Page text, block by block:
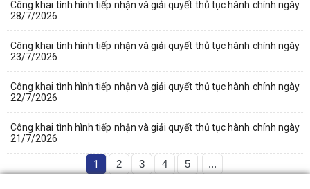
Công khai tình hình tiếp nhận và giải quyết thủ tục hành chính ngày
28/7/2026
Công khai tình hình tiếp nhận và giải quyết thủ tục hành chính ngày
23/7/2026
Công khai tình hình tiếp nhận và giải quyết thủ tục hành chính ngày
22/7/2026
Công khai tình hình tiếp nhận và giải quyết thủ tục hành chính ngày
21/7/2026
1 2 3 4 5 ...